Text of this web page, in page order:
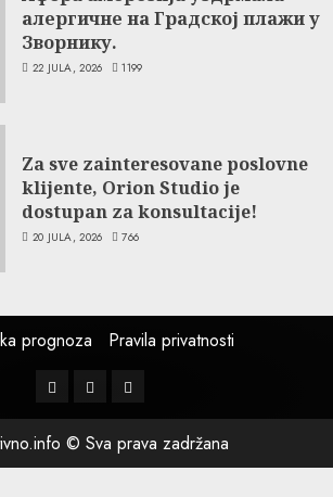
алергичне на Градској плажи у
Зворнику.
22 JULA, 2026 1199
Za sve zainteresovane poslovne
klijente, Orion Studio je
dostupan za konsultacije!
20 JULA, 2026 766
prognoza Pravila privatnosti
FacebookInstagram
Twitter
© Sva prava zadržana